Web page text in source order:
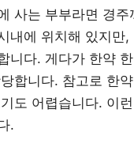
사는 부부라면 경
내에 위치해 있지
니다. 게다가 한약
합니다. 참고로 한
도 어렵습니다. 이
.